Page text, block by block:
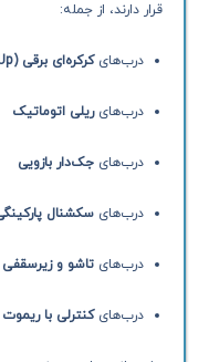
قرار دارند، از جمله:
درب‌هایکرکره‌ای برقی (Roll Up)
درب‌هایریلی اتوماتیک
درب‌هایجک‌دار بازویی
درب‌هایسکشنال
درب‌هایتاشو و زیرسقفی
درب‌هایکنترلی با